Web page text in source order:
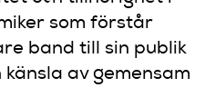
som förstår
band till sin publik
av gemensam